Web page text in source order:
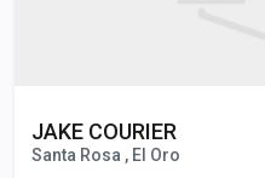
JAKE COURIER
Santa Rosa , El Oro